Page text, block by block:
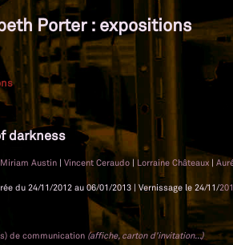
Porter : expositions
darkness
Miriam Austin | Vincent Ceraudo | Lorraine Châteaux |
du 24/11/2012 au 06/01/2013 | Vernissage le 24/11/
de communication (affiche, carton d'invitation...)